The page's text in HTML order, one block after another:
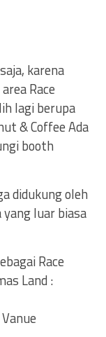
karena
Race
lagi berupa
& Coffee Ada
booth
didukung oleh
luar biasa
Race
Land :